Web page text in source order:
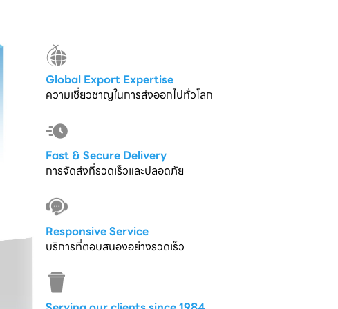
Global Export Expertise
ความเชี่ยวชาญในการส่งออกไปทั่วโลก
Fast & Secure Delivery
การจัดส่งที่รวดเร็วและปลอดภัย
Responsive Service
บริการที่ตอบสนองอย่างรวดเร็ว